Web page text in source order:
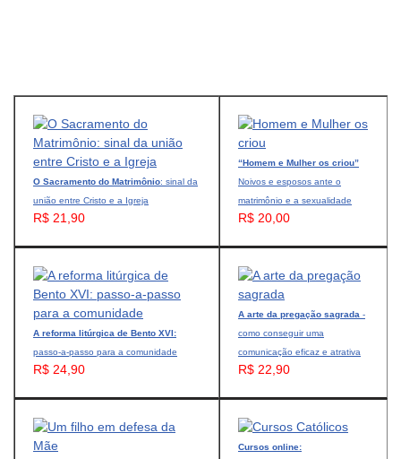
O Sacramento do Matrimônio: sinal da
união entre Cristo e a Igreja
R$ 21,90
“Homem e Mulher os criou”
Noivos e esposos ante o
matrimônio e a sexualidade
R$ 20,00
A reforma litúrgica de Bento XVI:
passo-a-passo para a comunidade
R$ 24,90
A arte da pregação sagrada -
como conseguir uma
comunicação eficaz e atrativa
R$ 22,90
Cursos online: